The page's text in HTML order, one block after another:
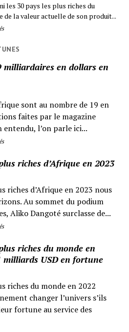
les 30 pays les plus riches du
de la valeur actuelle de son produit...
milliardaires en dollars en
sont au nombre de 19 en
faites par le magazine
entendu, l’on parle ici...
riches d’Afrique en 2023
riches d’Afrique en 2023 nous
Au sommet du podium
Aliko Dangoté surclasse de...
riches du monde en
milliards USD en fortune
riches du monde en 2022
changer l’univers s’ils
fortune au service des